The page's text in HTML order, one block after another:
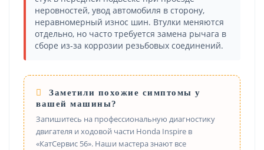
неровностей, увод автомобиля в сторону,
неравномерный износ шин. Втулки меняются
отдельно, но часто требуется замена рычага в
сборе из-за коррозии резьбовых соединений.
Заметили похожие симптомы у
вашей машины?
Запишитесь на профессиональную диагностику
двигателя и ходовой части Honda Inspire в
«КатСервис 56». Наши мастера знают все